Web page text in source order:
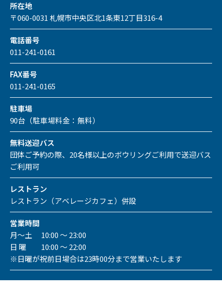
所在地
〒060-0031 札幌市中央区北1条東12丁目316-4
電話番号
011-241-0161
FAX番号
011-241-0165
駐車場
90台（駐車場料金：無料）
無料送迎バス
団体ご予約の際、20名様以上のボウリングご利用で送迎バス
ご利用可
レストラン
レストラン（アベレージカフェ）併設
営業時間
月～土 10:00 ～ 23:00
日 曜 10:00 ～ 22:00
※日曜が祝前日場合は23時00分まで営業いたします